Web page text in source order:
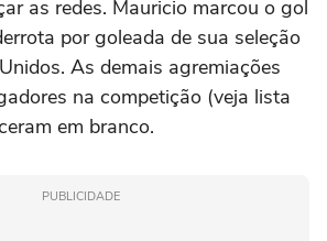
as redes. Mauricio marcou o gol
por goleada de sua seleção
As demais agremiações
na competição (veja lista
em branco.
PUBLICIDADE